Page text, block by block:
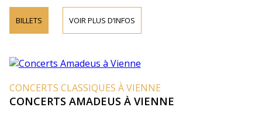
BILLETS VOIR PLUS D’INFOS
CONCERTS CLASSIQUES À VIENNE
CONCERTS AMADEUS À VIENNE